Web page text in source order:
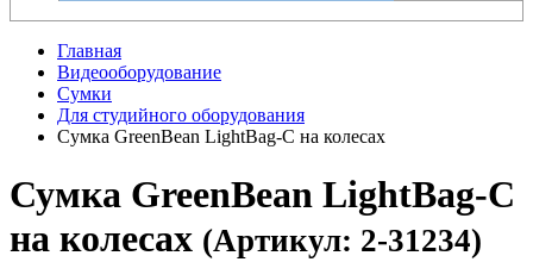
Главная
Видеооборудование
Сумки
Для студийного оборудования
Сумка GreenBean LightBag-C на колесах
Сумка GreenBean LightBag-C
на колесах (Артикул: 2-31234)